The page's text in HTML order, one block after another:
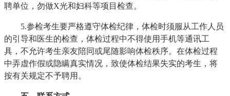
聘单位，勿做X光和妇科等项目检查。
5.参检考生要严格遵守体检纪律，体检时须服从工作人员
的引导和医生的检查，体检过程中不得使用手机等通讯工
具，不允许考生亲友陪同或尾随影响体检秩序。在体检过程
中弄虚作假或隐瞒真实情况，致使体检结果失实的考生，将
按有关规定不予聘用。